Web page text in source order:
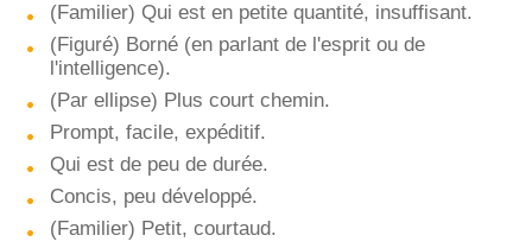
(Familier) Qui est en petite quantité, insuffisant.
(Figuré) Borné (en parlant de l'esprit ou de
l'intelligence).
(Par ellipse) Plus court chemin.
Prompt, facile, expéditif.
Qui est de peu de durée.
Concis, peu développé.
(Familier) Petit, courtaud.